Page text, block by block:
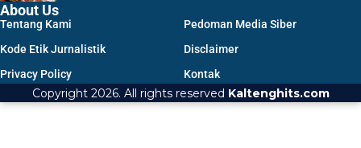
About Us
Tentang Kami
Pedoman Media Siber
Kode Etik Jurnalistik
Disclaimer
Privacy Policy
Kontak
Copyright 2026. All rights reserved Kaltenghits.com